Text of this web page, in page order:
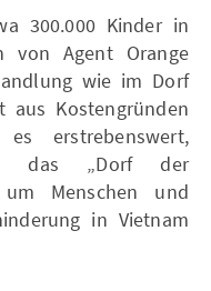
300.000 Kinder in
von Agent Orange
wie im Dorf
aus Kostengründen
erstrebenswert,
das „Dorf der
Menschen und
in Vietnam